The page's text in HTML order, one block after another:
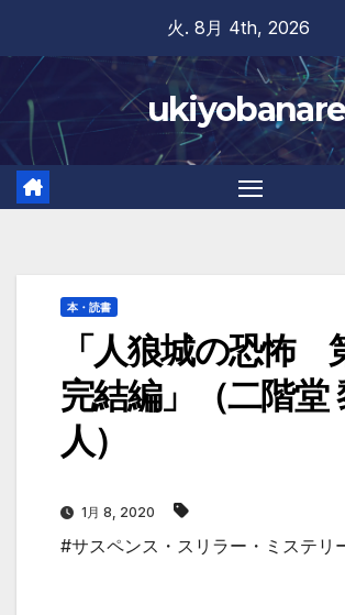
content
火. 8月 4th, 2026
ukiyobanare
本・読書
「人狼城の恐怖
完結編」（二階堂
人）
1月 8, 2020
#サスペンス・スリラー・ミステリ